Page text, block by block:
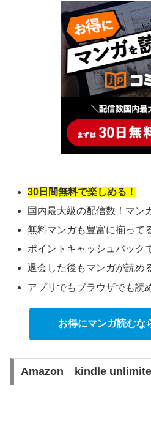
30日間無料で楽しめる！
国内最大級の配信数！マン
無料マンガも豊富に揃って
ポイントキャッシュバック
退会した後もマンガが読め
アプリでもブラウザでも読
お得にマンガ読むな
Amazon kindle